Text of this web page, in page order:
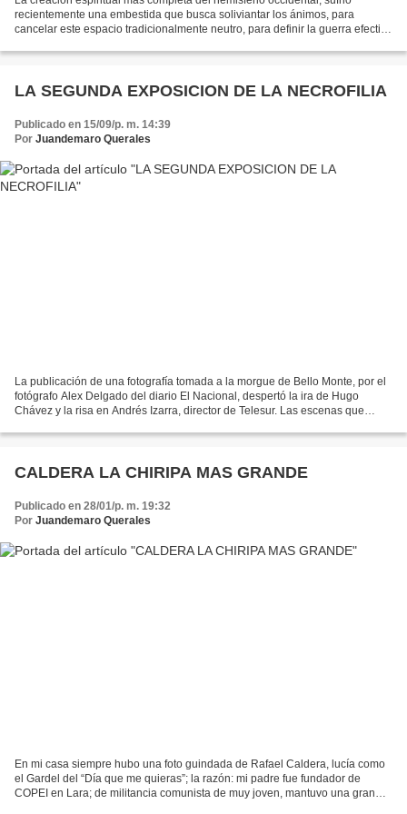
recientemente una embestida que busca soliviantar los ánimos, para
cancelar este espacio tradicionalmente neutro, para definir la guerra efectiva
LA SEGUNDA EXPOSICION DE LA NECROFILIA
Publicado en 15/09/p. m. 14:39
Por Juandemaro Querales
La publicación de una fotografía tomada a la morgue de Bello Monte, por el
fotógrafo Alex Delgado del diario El Nacional, despertó la ira de Hugo
Chávez y la risa en Andrés Izarra, director de Telesur. Las escenas que
CALDERA LA CHIRIPA MAS GRANDE
Publicado en 28/01/p. m. 19:32
Por Juandemaro Querales
En mi casa siempre hubo una foto guindada de Rafael Caldera, lucía como
el Gardel del “Día que me quieras”; la razón: mi padre fue fundador de
COPEI en Lara; de militancia comunista de muy joven, mantuvo una gran